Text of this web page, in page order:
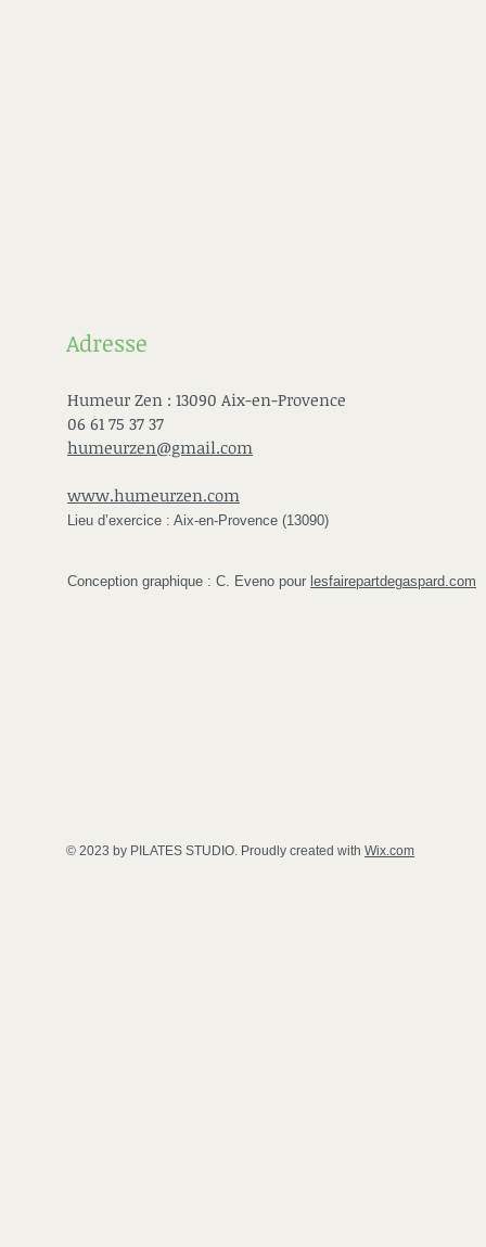
Adresse
Humeur Zen : 13090 Aix-en-Provence
06 61 75 37 37
humeurzen@gmail.com
www.humeurzen.com
Lieu d’exercice : Aix-en-Provence (13090)
Conception graphique : C. Eveno pour lesfairepartdegaspard.com
© 2023 by PILATES STUDIO. Proudly created with Wix.com